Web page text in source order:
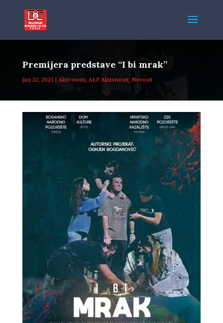
Premijera predstave “I bi mrak”
jan 22, 2025 Aktivnosti, ALF Aktivnosti, Novosti